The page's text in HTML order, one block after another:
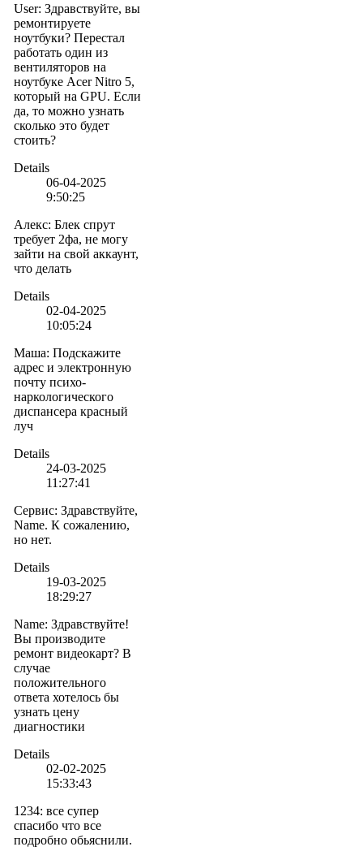
User: Здравствуйте, вы
ремонтируете
ноутбуки? Перестал
работать один из
вентиляторов на
ноутбуке Acer Nitro 5,
который на GPU. Если
да, то можно узнать
сколько это будет
стоить?
Details
06-04-2025
9:50:25
Алекс: Блек спрут
требует 2фа, не могу
зайти на свой аккаунт,
что делать
Details
02-04-2025
10:05:24
Маша: Подскажите
адрес и электронную
почту психо-
наркологического
диспансера красный
луч
Details
24-03-2025
11:27:41
Сервис: Здравствуйте,
Name. К сожалению,
но нет.
Details
19-03-2025
18:29:27
Name: Здравствуйте!
Вы производите
ремонт видеокарт? В
случае
положительного
ответа хотелось бы
узнать цену
диагностики
Details
02-02-2025
15:33:43
1234: все супер
спасибо что все
подробно обьяснили.